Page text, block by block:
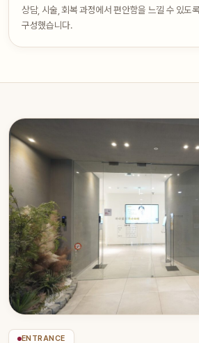
상담, 시술, 회복 과정에서 편안함을 느낄 수 있도
구성했습니다.
ENTRANCE